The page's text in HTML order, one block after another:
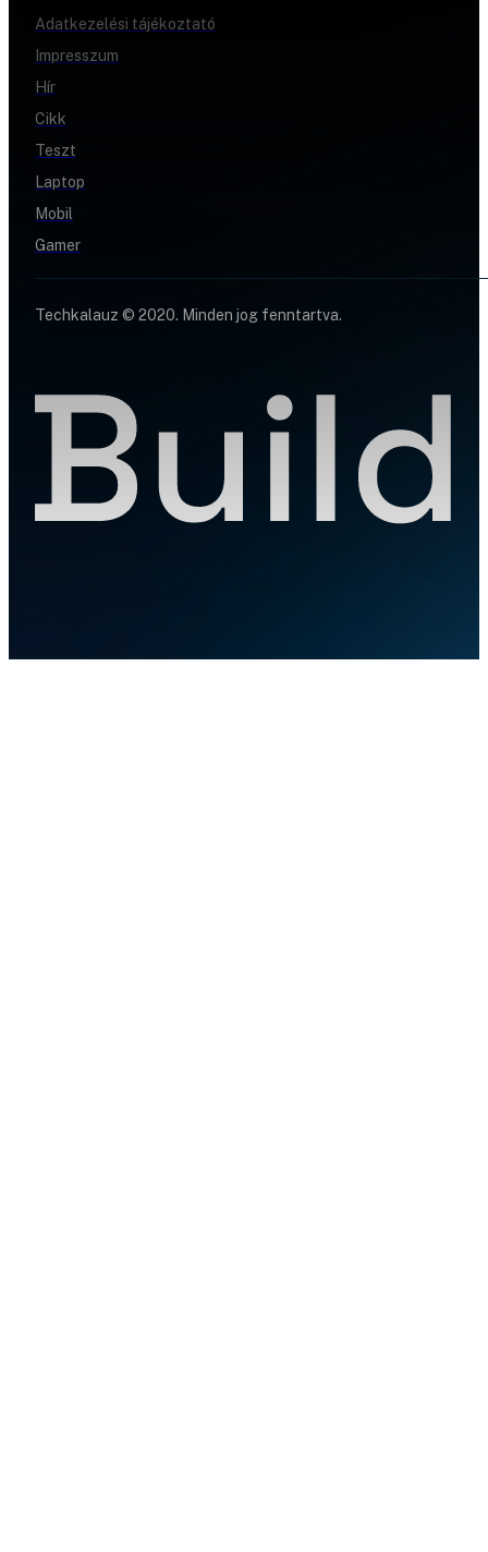
Adatkezelési tájékoztató
Impresszum
Hír
Cikk
Teszt
Laptop
Mobil
Gamer
Techkalauz © 2020. Minden jog fenntartva.